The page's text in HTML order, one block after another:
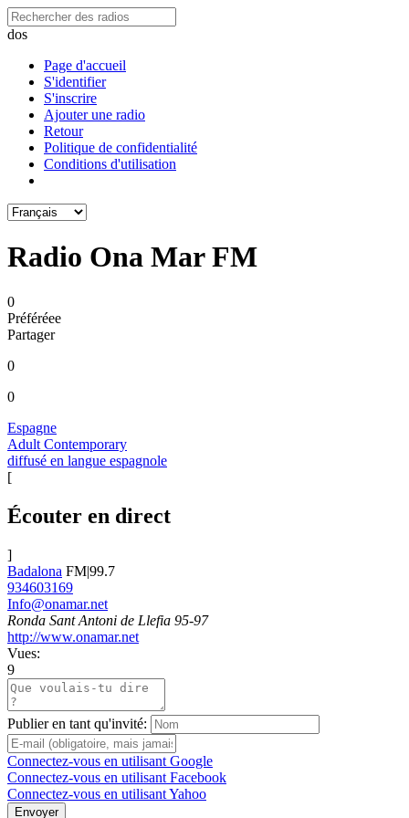
dos
Page d'accueil
S'identifier
S'inscrire
Ajouter une radio
Retour
Politique de confidentialité
Conditions d'utilisation
Radio Ona Mar FM
0
Préféréeе
Partager
0
0
Espagne
Adult Contemporary
diffusé en langue espagnole
[
Écouter en direct
]
Badalona FM|99.7
934603169
Info@onamar.net
Ronda Sant Antoni de Llefia 95-97
http://www.onamar.net
Vues:
9
Publier en tant qu'invité:
Connectez-vous en utilisant Google
Connectez-vous en utilisant Facebook
Connectez-vous en utilisant Yahoo
Envoyer